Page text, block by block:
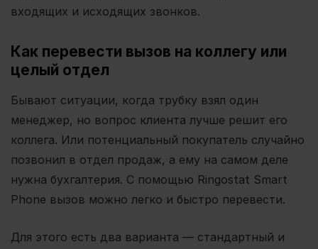
входящих и исходящих звонков.
Как перевести вызов на коллегу или
целый отдел
Бывают ситуации, когда трубку взял один
менеджер, но вопрос клиента лучше решит его
коллега. Или потенциальный покупатель случайно
позвонил в отдел продаж, а ему на самом деле
нужна бухгалтерия. С помощью Ringostat Smart
Phone вызов можно легко и быстро перевести.
Для этого есть два варианта — стандартный и